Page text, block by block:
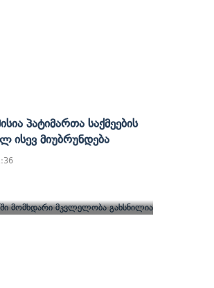
Პატიმართა Საქმეების
Ისევ Მიუბრუნდება